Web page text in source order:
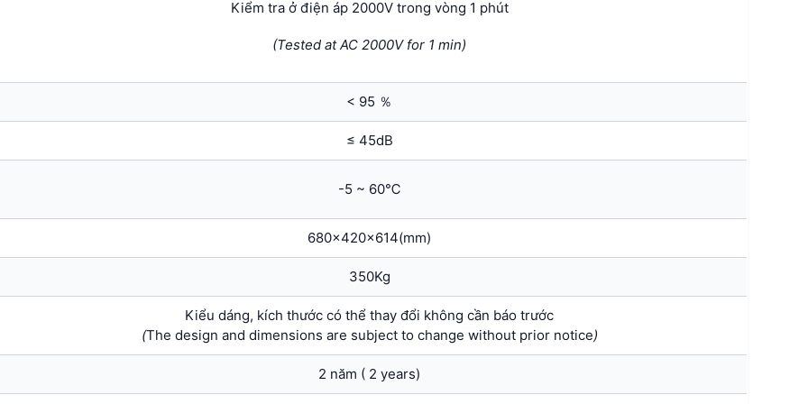
Kiểm tra ở điện áp 2000V trong vòng 1 phút
(Tested at AC 2000V for 1 min)
< 95 ％
≤ 45dB
-5 ~ 60℃
680x420x614(mm)
350Kg
Kiểu dáng, kích thước có thể thay đổi không cần báo trước
(The design and dimensions are subject to change without prior notice)
2 năm ( 2 years)